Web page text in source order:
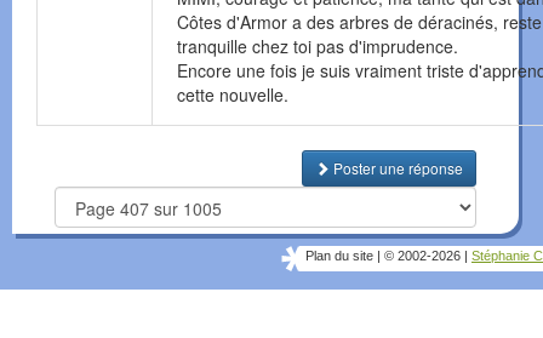
Côtes d'Armor a des arbres de déracinés, reste
tranquille chez toi pas d'imprudence.
Encore une fois je suis vraiment triste
cette nouvelle.
Poster une réponse
Plan du site © 2002-2026 Stéphanie C